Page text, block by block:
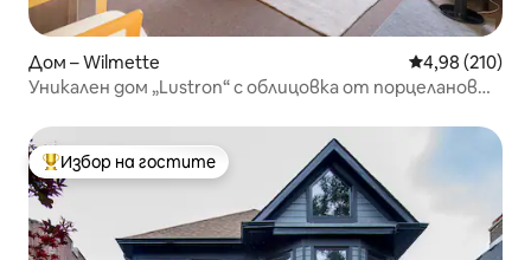
Дом – Wilmette Средна
4,98 (210)
Уникален дом „Lustron“ с облицовка от порцеланов
Най-популярен избор на гостите
Избор на гостите